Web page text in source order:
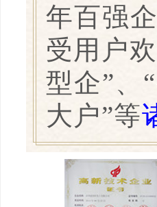
年百强
受用户
型企”、
大户”等